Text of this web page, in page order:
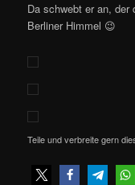
Da schwebt er an,
Berliner Himmel 😉
Teile und verbreite gern